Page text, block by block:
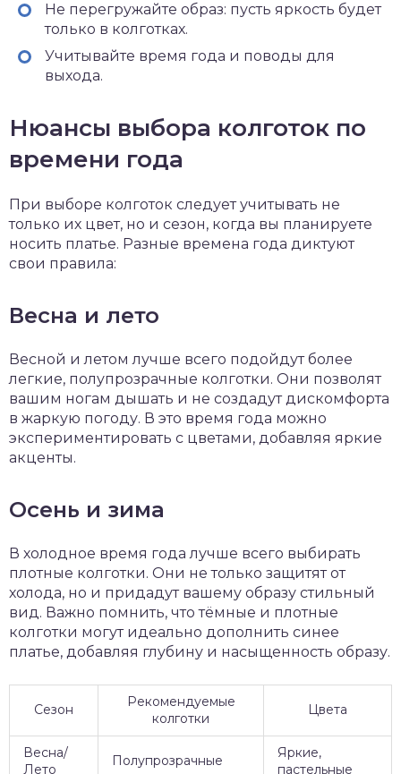
Не перегружайте образ: пусть яркость будет
только в колготках.
Учитывайте время года и поводы для
выхода.
Нюансы выбора колготок по
времени года
При выборе колготок следует учитывать не
только их цвет, но и сезон, когда вы планируете
носить платье. Разные времена года диктуют
свои правила:
Весна и лето
Весной и летом лучше всего подойдут более
легкие, полупрозрачные колготки. Они позволят
вашим ногам дышать и не создадут дискомфорта
в жаркую погоду. В это время года можно
экспериментировать с цветами, добавляя яркие
акценты.
Осень и зима
В холодное время года лучше всего выбирать
плотные колготки. Они не только защитят от
холода, но и придадут вашему образу стильный
вид. Важно помнить, что тёмные и плотные
колготки могут идеально дополнить синее
платье, добавляя глубину и насыщенность образу.
Сезон
Рекомендуемые
колготки
Цвета
Весна/
Лето
Полупрозрачные
Яркие,
пастельные